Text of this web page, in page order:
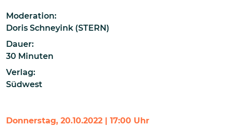
Moderation:
Doris Schneyink (STERN)
Dauer:
30 Minuten
Verlag:
Südwest
Donnerstag, 20.10.2022 | 17:00 Uhr